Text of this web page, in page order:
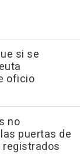
si se
oficio
no
puertas de
registrados